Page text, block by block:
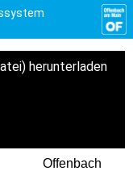
herunterladen
Offenbach